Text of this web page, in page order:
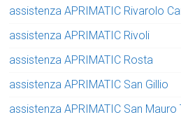
assistenza APRIMATIC Rivarolo
assistenza APRIMATIC Rivoli
assistenza APRIMATIC Rosta
assistenza APRIMATIC San Gillio
assistenza APRIMATIC San Mauro